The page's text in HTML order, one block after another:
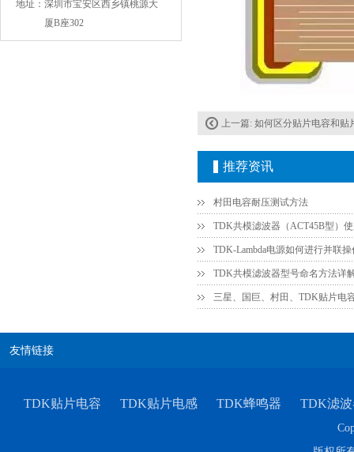
地址： 深圳市宝安区西乡镇桃源大
厦B座302
上一篇: 如何区分贴片电容和贴
推荐资讯
村田电容耐压测试方法
TDK共模滤波器（ACT45B型）
TDK共模滤波器型号命名方法详
三星、国巨、村田、TDK贴片电
友情链接
TDK贴片电容 TDK贴片电感 TDK蜂鸣器 TDK滤